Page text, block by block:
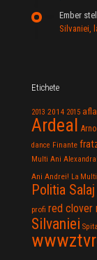
Ember
Silvaniei,
Etichete
2013 2014 2015
Ardeal
dance Finante
Multi Ani Alexandra!
Ani Andrei! La
Politia Salaj
profi red clover
Silvaniei